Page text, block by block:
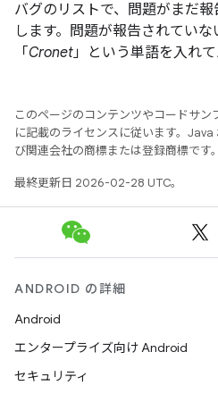
バグのリストで、問題がまだ
します。問題が報告されてい
「 Cronet」という単語を入れて
このページのコンテンツやコードサン
に記載のライセンスに従います。
び関連会社の商標または登録商標です。
最終更新日 2026-02-28 UTC。
ANDROID の詳細
Android
エンタープライズ向け Android
セキュリティ